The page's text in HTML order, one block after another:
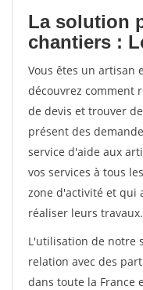
La solution
chantiers :
Vous êtes un artisan
découvrez comment
de devis et trouver
présent des
service d'aide aux
vos services à tous
zone d'activité et qui
réaliser leurs travaux.
L'utilisation de notre
relation avec des
dans toute la France